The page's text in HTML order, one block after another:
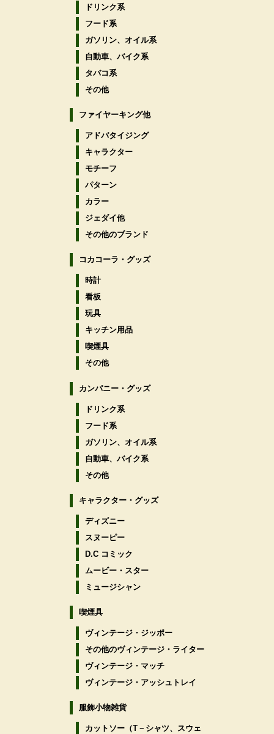
ドリンク系
フード系
ガソリン、オイル系
自動車、バイク系
タバコ系
その他
ファイヤーキング他
アドバタイジング
キャラクター
モチーフ
パターン
カラー
ジェダイ他
その他のブランド
コカコーラ・グッズ
時計
看板
玩具
キッチン用品
喫煙具
その他
カンパニー・グッズ
ドリンク系
フード系
ガソリン、オイル系
自動車、バイク系
その他
キャラクター・グッズ
ディズニー
スヌーピー
D.C コミック
ムービー・スター
ミュージシャン
喫煙具
ヴィンテージ・ジッポー
その他のヴィンテージ・ライター
ヴィンテージ・マッチ
ヴィンテージ・アッシュトレイ
服飾小物雑貨
カットソー（T－シャツ、スウェ